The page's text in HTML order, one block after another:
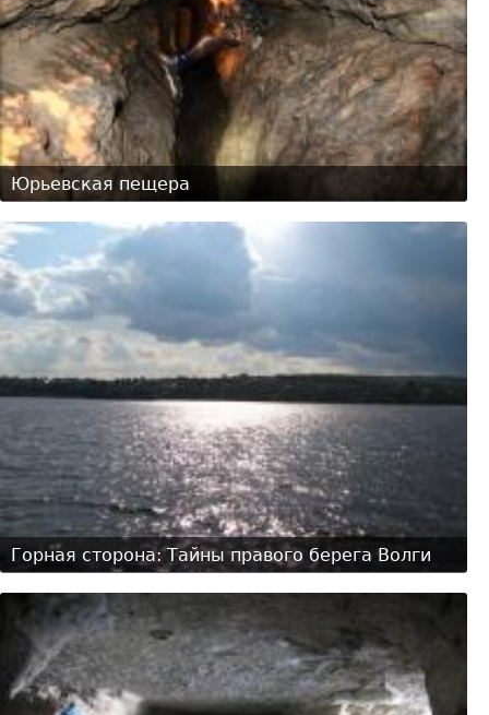
Юрьевская пещера
Горная сторона: Тайны правого берега Волги